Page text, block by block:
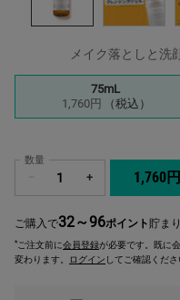
メイク落としと洗
選択済み
75mL
1,760円
（税込）
数量
+ 1,760円
ご購入で32～96ポイント貯ま
*ご注文前に会員登録が必要です。既に
変わります。
ログイン してご確認くださ